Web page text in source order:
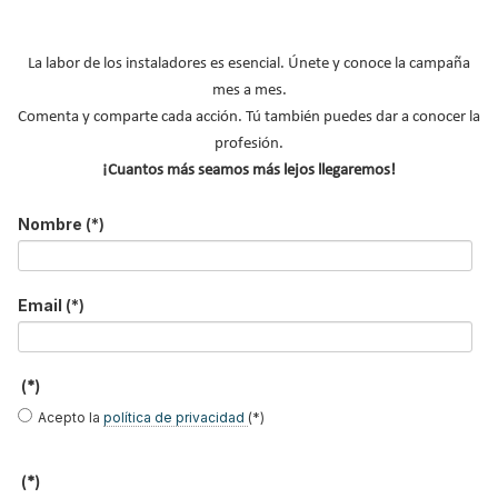
Y RECIBE EN TU EMAIL TODA LA
ACTUALIDAD DEL SECTOR
Email
Ocupación *
*
La labor de los instaladores es esencial. Únete y conoce la campaña
mes a mes.
Comenta y comparte cada acción. Tú también puedes dar a conocer la
profesión.
¡Cuantos más seamos más lejos llegaremos!
Nombre (*)
Email (*)
(*)
Acepto la política de privacidad (*)
(*)